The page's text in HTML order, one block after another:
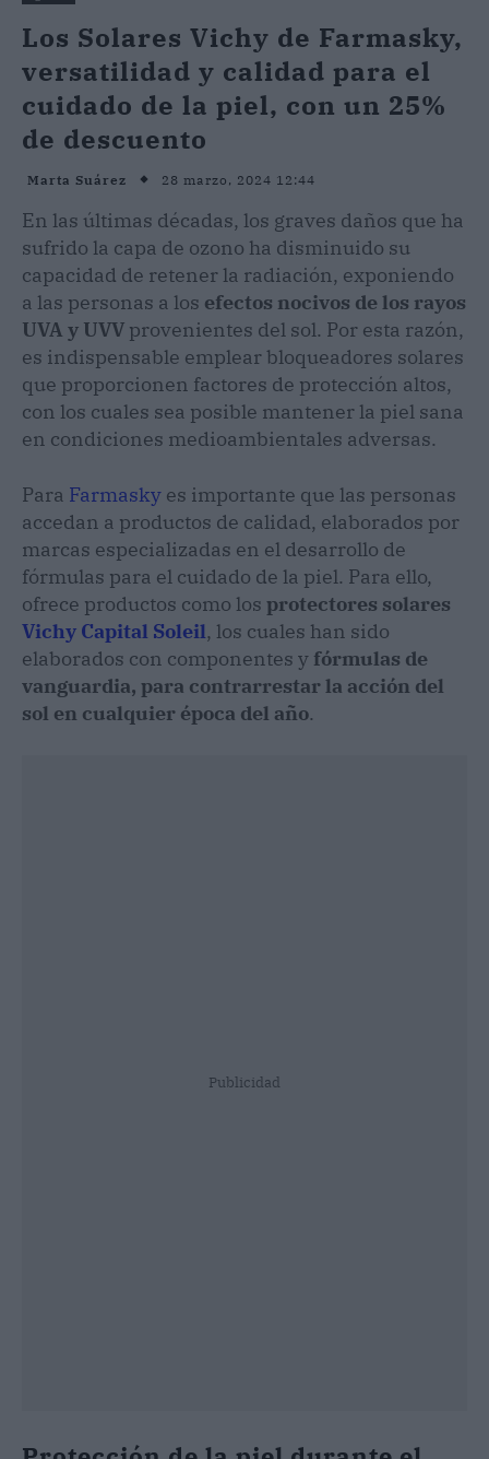
Los Solares Vichy de Farmasky,
versatilidad y calidad para el
cuidado de la piel, con un 25%
de descuento
Marta Suárez 28 marzo, 2024 12:44
En las últimas décadas, los graves daños que ha
sufrido la capa de ozono ha disminuido su
capacidad de retener la radiación, exponiendo
a las personas a los efectos nocivos de los rayos
UVA y UVV provenientes del sol. Por esta razón,
es indispensable emplear bloqueadores solares
que proporcionen factores de protección altos,
con los cuales sea posible mantener la piel sana
en condiciones medioambientales adversas.
Para Farmasky es importante que las personas
accedan a productos de calidad, elaborados por
marcas especializadas en el desarrollo de
fórmulas para el cuidado de la piel. Para ello,
ofrece productos como los protectores solares
Vichy Capital Soleil, los cuales han sido
elaborados con componentes y fórmulas de
vanguardia, para contrarrestar la acción del
sol en cualquier época del año.
Publicidad